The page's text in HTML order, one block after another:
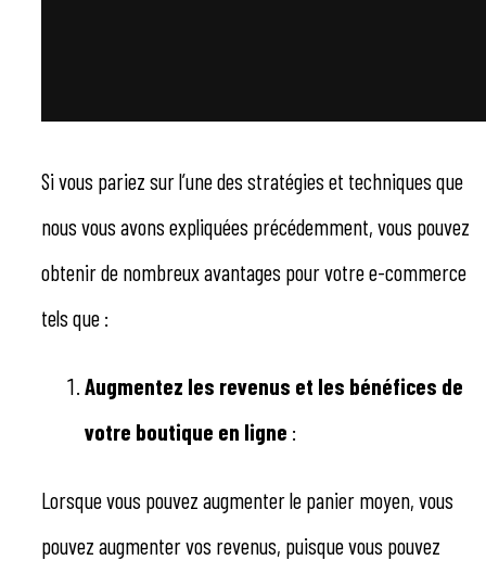
Si vous pariez sur l’une des stratégies et techniques que
nous vous avons expliquées précédemment, vous pouvez
obtenir de nombreux avantages pour votre e-commerce
tels que :
Augmentez les revenus et les bénéfices de
votre boutique en ligne :
Lorsque vous pouvez augmenter le panier moyen, vous
pouvez augmenter vos revenus, puisque vous pouvez